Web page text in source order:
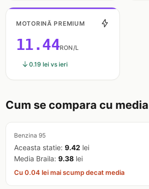
MOTORINĂ PREMIUM
11.44RON/L
0.19 lei vs ieri
Cum se compara cu
Benzina 95
Aceasta statie: 9.42 lei
Media Braila: 9.38 lei
Cu 0.04 lei mai scump decat media